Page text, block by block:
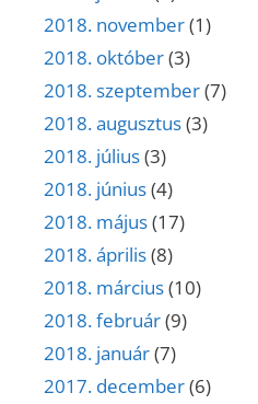
2018. november(1)
2018. október(3)
2018. szeptember(7)
2018. augusztus(3)
2018. július(3)
2018. június(4)
2018. május(17)
2018. április(8)
2018. március(10)
2018. február(9)
2018. január(7)
2017. december(6)